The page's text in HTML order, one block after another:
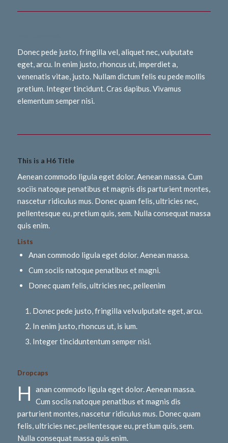
Donec pede justo, fringilla vel, aliquet nec, vulputate
eget, arcu. In enim justo, rhoncus ut, imperdiet a,
venenatis vitae, justo. Nullam dictum felis eu pede mollis
pretium. Integer tincidunt. Cras dapibus. Vivamus
elementum semper nisi.
This is a H6 Title
Aenean commodo ligula eget dolor. Aenean massa. Cum
sociis natoque penatibus et magnis dis parturient montes,
nascetur ridiculus mus. Donec quam felis, ultricies nec,
pellentesque eu, pretium quis, sem. Nulla consequat massa
quis enim.
Lists
Anan commodo ligula eget dolor. Aenean massa.
Cum sociis natoque penatibus et magni.
Donec quam felis, ultricies nec, pelleenim
Donec pede justo, fringilla velvulputate eget, arcu.
In enim justo, rhoncus ut, is ium.
Integer tinciduntentum semper nisi.
Dropcaps
H
anan commodo ligula eget dolor. Aenean massa.
Cum sociis natoque penatibus et magnis dis
parturient montes, nascetur ridiculus mus. Donec quam
felis, ultricies nec, pellentesque eu, pretium quis, sem.
Nulla consequat massa quis enim.